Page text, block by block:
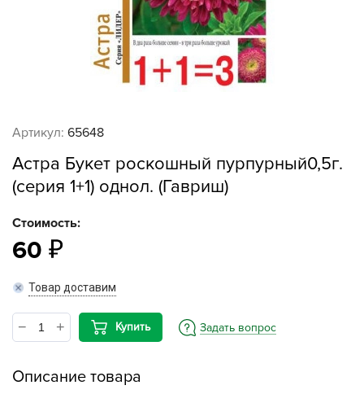
Артикул: 65648
Астра Букет роскошный пурпурный0,5г.
(серия 1+1) однол. (Гавриш)
Стоимость:
60
Товар доставим
Купить Задать вопрос
Описание товара